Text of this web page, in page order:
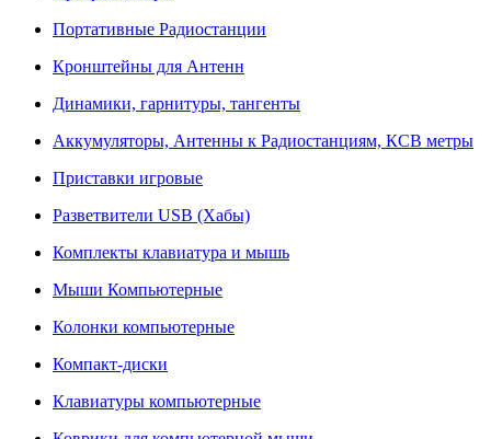
Портативные Радиостанции
Кронштейны для Антенн
Динамики, гарнитуры, тангенты
Аккумуляторы, Антенны к Радиостанциям, КСВ метры
Приставки игровые
Разветвители USB (Хабы)
Комплекты клавиатура и мышь
Мыши Компьютерные
Колонки компьютерные
Компакт-диски
Клавиатуры компьютерные